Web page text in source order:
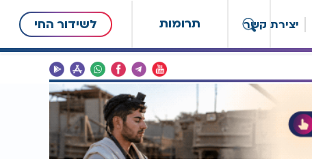
תרומות לשידור החי יצירת קשר